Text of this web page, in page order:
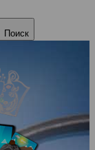
Поиск